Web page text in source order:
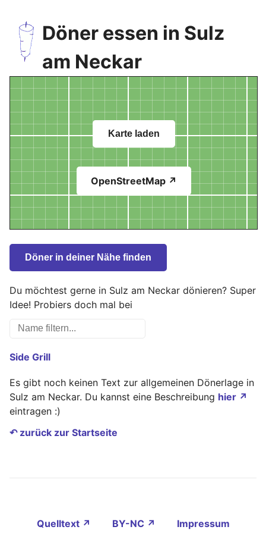
Döner essen in Sulz
am Neckar
Karte laden
OpenStreetMap ↗
Döner in deiner Nähe finden
Du möchtest gerne in Sulz am Neckar dönieren? Super
Idee! Probiers doch mal bei
Side Grill
Es gibt noch keinen Text zur allgemeinen Dönerlage in
Sulz am Neckar. Du kannst eine Beschreibung hier ↗
eintragen :)
↶ zurück zur Startseite
Quelltext ↗ BY-NC ↗
Impressum